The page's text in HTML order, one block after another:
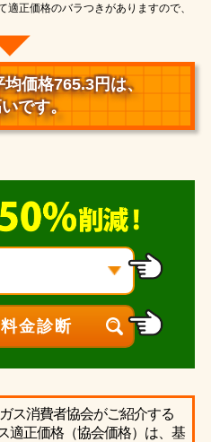
正価格のバラつきがありますので、
価格765.3円は、
です。
ス消費者協会がご紹介する
適正価格（協会価格）は、基